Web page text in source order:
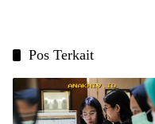
Pos Terkait